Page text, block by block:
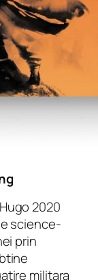
2020
science-
prin
militara